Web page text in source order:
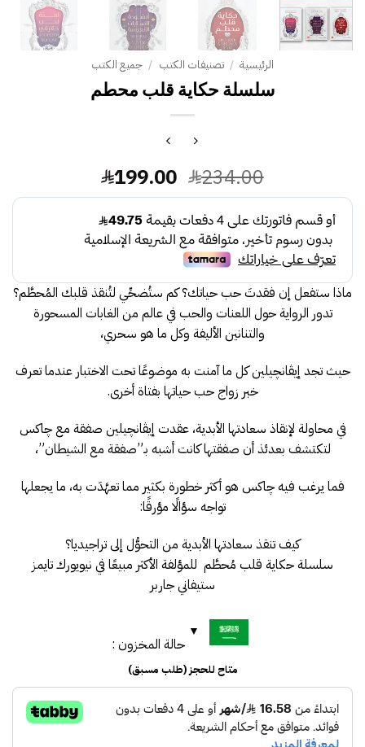
الرئيسية / تصنيفات الكتب / جميع الكتب
سلسلة حكاية قلب محطم
234.00 السعر
الأصلي
هو:
234.00.
199.00 السعر
الحالي
هو:
199.00.
ماذا ستفعل إن فقدتَ حب حياتك؟ كم ستُضحِّي لتُنقذ قلبك المُحطَّم؟
تدور الرواية حول اللعنات والحب في عالم من الغابات المسحورة
والتنانين الأليفة وكل ما هو سحري،
حيث تجد إيڤانچيلين كل ما آمنت به موضوعًا تحت الاختبار عندما تعرف
خبر زواج حب حياتها بفتاة أخرى.
في محاولة لإنقاذ سعادتها الأبدية، عقدت إيڤانچيلين صفقة مع چاكس
لتكتشف بعدئذ أن صفقتها كانت أشبه بـ”صفقة مع الشيطان”،
فما يرغب فيه چاكس هو أكثر خطورة بكثير مما تعهَّدَت به، ما يجعلها
تواجه سؤالًا مؤرقًا:
كيف تنقذ سعادتها الأبدية من التحوُّل إلى تراجيديا؟
سلسلة حكاية قلب مُحطَّم للمؤلفة الأكثر مبيعًا في نيويورك تايمز
ستيفاني جاربر
حالة المخزون :
متاح للحجز (طلب مسبق)